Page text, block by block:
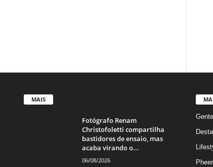
MAIS
Fotógrafo Renam
Christofoletti compartilha
bastidores de ensaio, mas
acaba virando o...
06/08/2026
Gente